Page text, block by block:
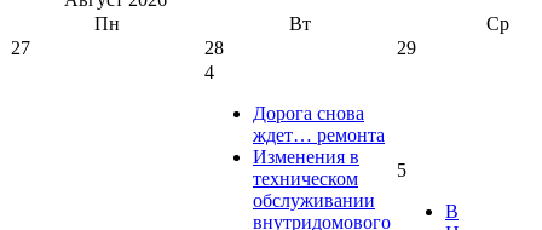
Пн
Вт
Ср
27
28 29
4
Дорога снова
ждет… ремонта
Изменения в
техническом
обслуживании
внутридомового
5
В